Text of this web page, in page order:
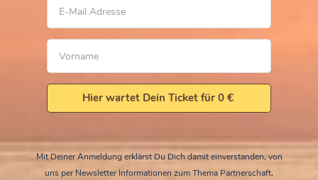
Hier wartet Dein Ticket für 0 €
Mit Deiner Anmeldung erklärst Du Dich damit einverstanden, von
uns per Newsletter Informationen zum Thema Partnerschaft,